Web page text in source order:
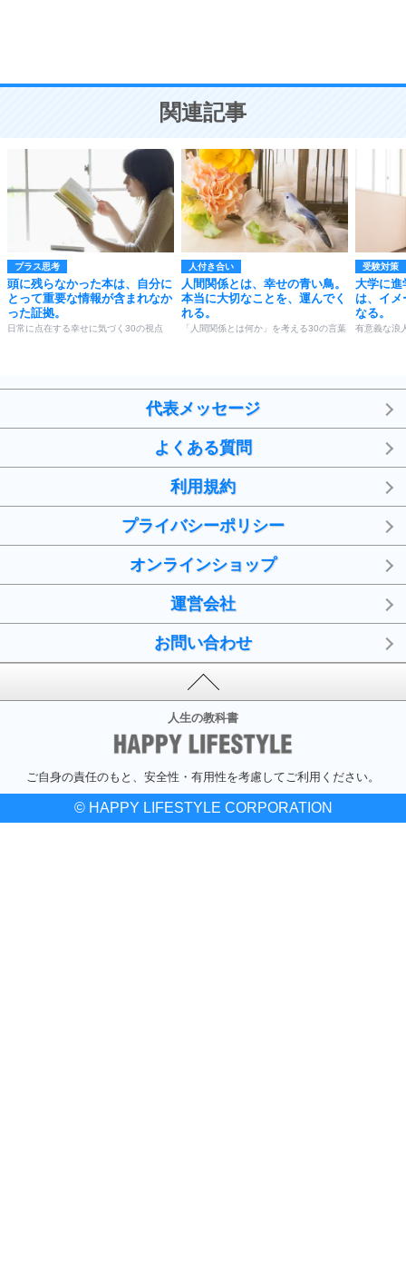
ことが大切。
関連記事
プラス思考
頭に残らなかった本は、自分に
とって重要な情報が含まれなか
った証拠。
日常に点在する幸せに気づく30の視点
人付き合い
人間関係とは、幸せの青い鳥。
本当に大切なことを、運んでく
れる。
「人間関係とは何か」を考える30の言葉
受験対策
大学に進
は、イ
なる。
有意義な浪
代表メッセージ
よくある質問
利用規約
プライバシーポリシー
オンラインショップ
運営会社
お問い合わせ
人生の教科書
ご自身の責任のもと、安全性・有用性を考慮してご利用ください。
© HAPPY LIFESTYLE CORPORATION